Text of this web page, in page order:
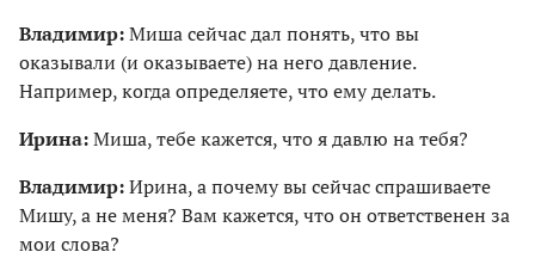
Владимир:Миша сейчас дал понять, что вы
оказывали (и оказываете) на него давление.
Например, когда определяете, что ему делать.
Ирина:Миша, тебе кажется, что я давлю на тебя?
Владимир:Ирина, а почему вы сейчас спрашиваете
Мишу, а не меня? Вам кажется, что он ответственен за
мои слова?